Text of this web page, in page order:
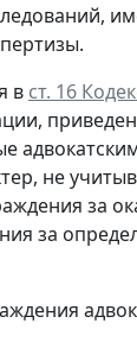
в ст. 16
не
за
за